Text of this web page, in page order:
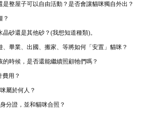
整屋子可以自由活動？是否會讓貓咪獨自外出？
？
砂還是其他砂？(我想知道種類)。
畢業、出國、搬家、等將如何「安置」貓咪？
時候，是否還能繼續照顧牠們嗎？
費用？
屬於何人？
分證，並和貓咪合照？